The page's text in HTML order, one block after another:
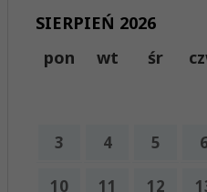
SIERPIEŃ 2026
pon
wt śr
3 4 5
10 11 12